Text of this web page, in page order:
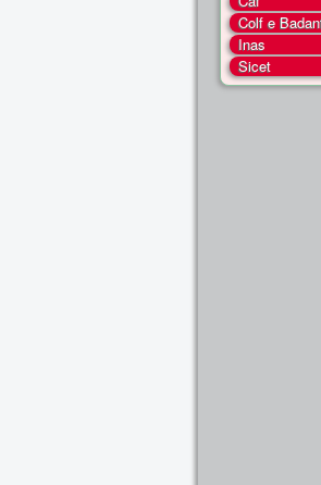
Colf e
Inas
Sicet